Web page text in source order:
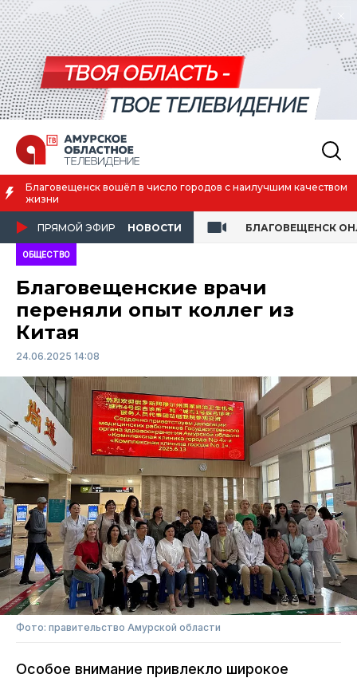
Благовещенск вошёл в число городов с наилучшим качеством
жизни
ПРЯМОЙ ЭФИР НОВОСТИ БЛАГОВЕЩЕНСК
ОБЩЕСТВО
Благовещенские врачи
переняли опыт коллег из
Китая
24.06.2025 14:08
Фото: правительство Амурской области
Особое внимание привлекло широкое